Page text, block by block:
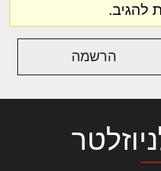
להגיב.
הרשמה